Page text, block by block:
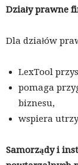
Działy prawne
Dla działów
LexTool
pomaga
biznesu,
wspiera
Samorządy i